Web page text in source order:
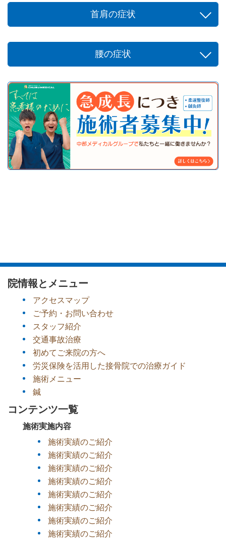
首肩の症状
腰の症状
院情報とメニュー
アクセスマップ
ご予約・お問い合わせ
スタッフ紹介
交通事故治療
初めてご来院の方へ
労災保険を活用した接骨院での治療ガイド
施術メニュー
鍼
コンテンツ一覧
施術実施内容
施術実績のご紹介
施術実績のご紹介
施術実績のご紹介
施術実績のご紹介
施術実績のご紹介
施術実績のご紹介
施術実績のご紹介
施術実績のご紹介